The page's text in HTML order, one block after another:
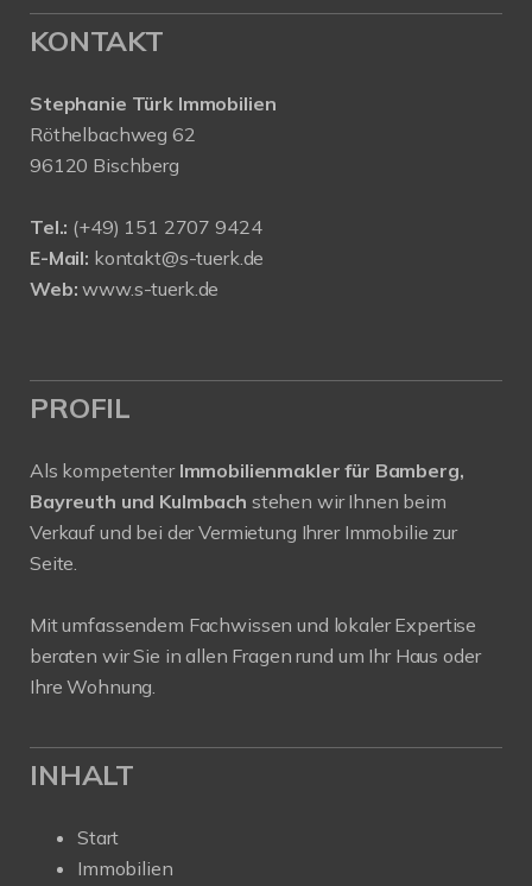
KONTAKT
Stephanie Türk Immobilien
Röthelbachweg 62
96120 Bischberg
Tel.: (+49) 151 2707 9424
E-Mail: kontakt@s-tuerk.de
Web: www.s-tuerk.de
PROFIL
Als kompetenter Immobilienmakler für Bamberg,
Bayreuth und Kulmbach stehen wir Ihnen beim
Verkauf und bei der Vermietung Ihrer Immobilie zur
Seite.
Mit umfassendem Fachwissen und lokaler Expertise
beraten wir Sie in allen Fragen rund um Ihr Haus oder
Ihre Wohnung.
INHALT
Start
Immobilien